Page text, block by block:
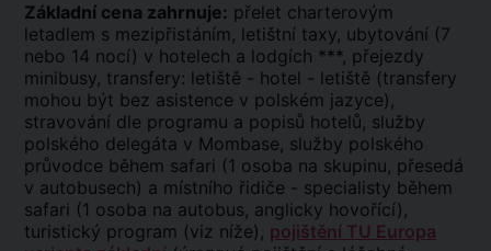
Základní cena zahrnuje: přelet charterovým
letadlem s mezipřistáním, letištní taxy, ubytování (7
nebo 14 nocí) v hotelech a lodgích ***, přejezdy
minibusy, transfery: letiště - hotel - letiště (transfery
mohou být bez asistence v polském jazyce),
stravování dle programu a popisů hotelů, služby
polského delegáta v Mombase, služby polského
průvodce během safari (1 osoba na skupinu, přesedá
v autobusech) a místního řidiče - specialisty během
safari (1 osoba na autobus, anglicky hovořící),
turistický program (viz níže), pojištění TU Europa